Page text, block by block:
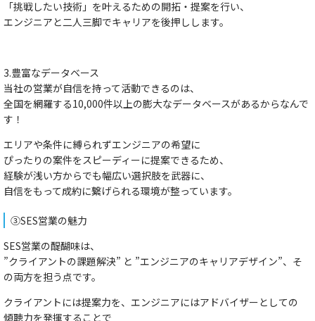
「挑戦したい技術」を叶えるための開拓・提案を行い、
エンジニアと二人三脚でキャリアを後押しします。
3.豊富なデータベース
当社の営業が自信を持って活動できるのは、
全国を網羅する10,000件以上の膨大なデータベースがあるからなんで
す！
エリアや条件に縛られずエンジニアの希望に
ぴったりの案件をスピーディーに提案できるため、
経験が浅い方からでも幅広い選択肢を武器に、
自信をもって成約に繋げられる環境が整っています。
③SES営業の魅力
SES営業の醍醐味は、
”クライアントの課題解決” と ”エンジニアのキャリアデザイン”、そ
の両方を担う点です。
クライアントには提案力を、エンジニアにはアドバイザーとしての
傾聴力を発揮することで